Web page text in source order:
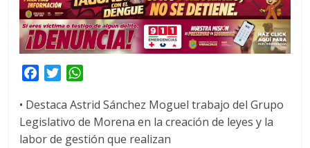
c
e
b
T
i
t
t
a
t
s
• Destaca Astrid Sánchez Moguel trabajo del Grupo
Legislativo de Morena en la creación de leyes y la
labor de gestión que realizan